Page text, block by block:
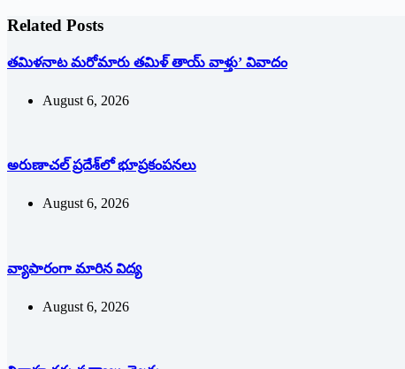
Related Posts
తమిళనాట మరోమారు తమిళ్‌ ‌తాయ్‌ ‌వాళ్తు’ వివాదం
August 6, 2026
అరుణాచల్‌ ‌ప్రదేశ్‌లో భూప్రకంపనలు
August 6, 2026
వ్యాపారంగా మారిన విద్య‌
August 6, 2026